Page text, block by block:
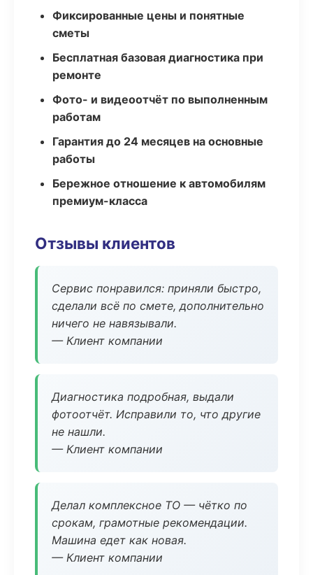
Фиксированные цены и понятные
сметы
Бесплатная базовая диагностика при
ремонте
Фото- и видеоотчёт по выполненным
работам
Гарантия до 24 месяцев на основные
работы
Бережное отношение к автомобилям
премиум-класса
Отзывы клиентов
Сервис понравился: приняли быстро,
сделали всё по смете, дополнительно
ничего не навязывали.
— Клиент компании
Диагностика подробная, выдали
фотоотчёт. Исправили то, что другие
не нашли.
— Клиент компании
Делал комплексное ТО — чётко по
срокам, грамотные рекомендации.
Машина едет как новая.
— Клиент компании